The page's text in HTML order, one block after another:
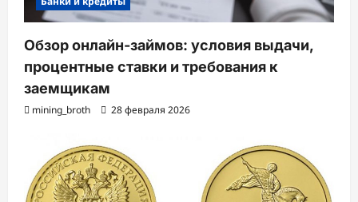
Обзор онлайн-займов: условия выдачи,
процентные ставки и требования к
заемщикам
mining_broth 28 февраля 2026